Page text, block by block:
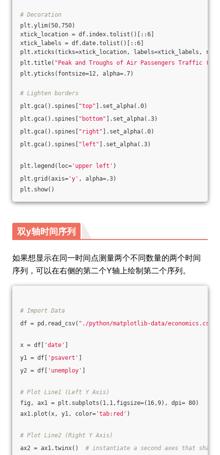
# Decoration
plt.ylim(50,750)
xtick_location = df.index.tolist()[::6]
xtick_labels = df.date.tolist()[::6]
plt.xticks(ticks=xtick_location, labels=xtick_labels,
plt.title( "Peak and Troughs of Air Passengers Traffic
plt.yticks(fontsize=12, alpha=.7)
# Lighten borders
plt.gca().spines[
"top" ].set_alpha(.0)
plt.gca().spines[
"bottom" ].set_alpha(.3)
plt.gca().spines[
"right" ].set_alpha(.0)
plt.gca().spines[
"left" ].set_alpha(.3)
plt.legend(loc= 'upper left' )
plt.grid(axis= 'y' , alpha=.3)
plt.show()
双y轴时间序列
如果想显示在同一时间点测量两个不同数量的两个时间
序列，可以在右侧的第二个Y轴上绘制第二个序列。
# Import Data
df = pd.read_csv( "./python/matplotlib-data/economics.csv"
x = df[ 'date'
y1 = df[
'psavert'
y2 = df[
'unemploy'
# Plot Line1 (Left Y Axis)
fig, ax1 = plt.subplots(1,1,figsize=(16,9), dpi= 80)
ax1.plot(x, y1, color= 'tab:red' )
# Plot Line2 (Right Y Axis)
ax2 = ax1.twinx() # instantiate a second axes that